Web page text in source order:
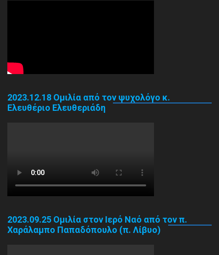
2023.12.18 Ομιλία από τον ψυχολόγο κ.
Ελευθέριο Ελευθεριάδη
2023.09.25 Ομιλία στον Ιερό Ναό από τον π.
Χαράλαμπο Παπαδόπουλο (π. Λίβυο)